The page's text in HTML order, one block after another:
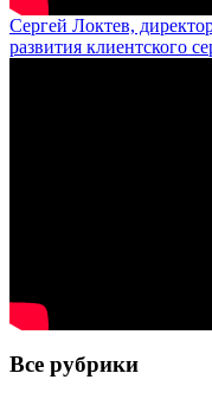
Сергей Локтев,
развития клиентского
Все рубрики